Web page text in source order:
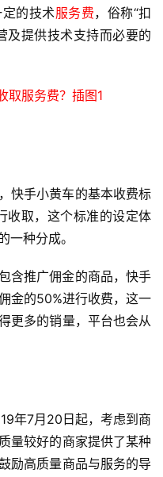
的技术服务费，俗称“扣
及提供技术支持而必要的
快手小黄车的基本收费标
收取，这个标准的设定体
一种分成。
含推广佣金的商品，快手
金的50%进行收费，这一
更多的销量，平台也会从
年7月20日起，考虑到商
量较好的商家提供了某种
励高质量商品与服务的导